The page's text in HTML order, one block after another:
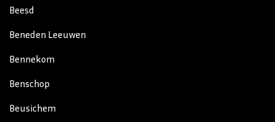
Beesd
Beneden Leeuwen
Bennekom
Benschop
Beusichem